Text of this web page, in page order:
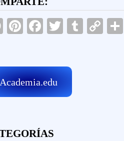
WhatsApp
Pinterest
Facebook
TwitterTumblr
Academia.edu